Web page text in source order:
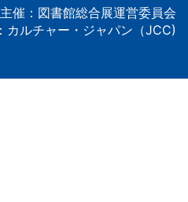
主催：図書館総合展運営委員会
カルチャー・ジャパン（JCC)